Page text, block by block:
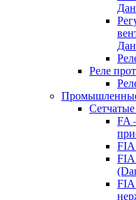
Реле
FA
FIA
FIA
FIA